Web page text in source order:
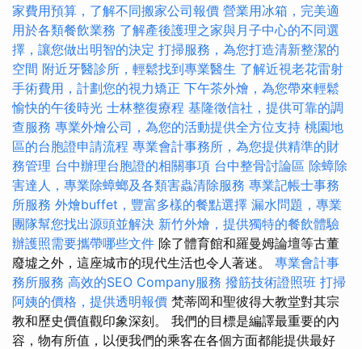
家費用預算，了解不同搬家公司報價 營業用冰箱，完美適
用於各類餐飲業務 了解產後護理之家與月子中心的不同選
擇，讓您做出明智的決定 打掃服務，為您打造清新整潔的
空間 附近牙醫診所，輕鬆找到專業醫生 了解近視老花雷射
手術費用，計劃您的視力矯正 下午茶外燴，為您帶來輕鬆
愉快的午後時光 士林整復療程 基隆徵信社，提供可靠的調
查服務 專業外燴公司，為您的活動提供全方位支持 桃園地
區的台胞證申請流程 專業會計事務所，為您提供精準的財
務管理 台中辦理台胞證的相關事項 台中整骨討論區 除蟑除
害達人，專業除蟑螂及各類害蟲清除服務 專業記帳士事務
所服務 外燴buffet，豐富多樣的餐點選擇 漏水問題，專業
團隊幫您找出源頭並解決 新竹外燴，提供獨特的餐飲體驗
辦護照需要攜帶哪些文件 除了體育館和羅曼姆論壇等古董
廢墟之外，這座城市的現代生活也令人著迷。 專業會計事
務所服務 高效的SEO Company服務 撥筋技術證照班 打掃
阿姨的價格，提供透明報價 梵蒂岡和聖彼得大教堂對其宗
教和歷史價值觀印象深刻。 我們的目標是編譯最重要的內
容，物有所值，以便我們的乘客在各個方面都能提供最好